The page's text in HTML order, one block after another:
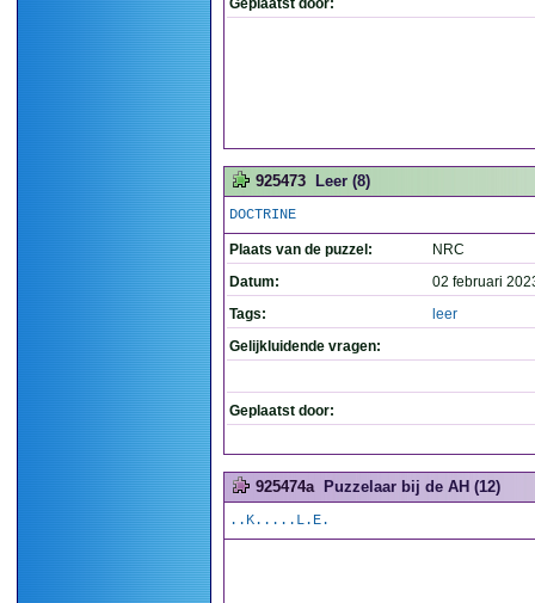
Geplaatst door:
925473 Leer (8)
DOCTRINE
Plaats van de puzzel:
NRC
Datum:
02 februari
Tags:
leer
Gelijkluidende vragen:
Geplaatst door:
925474a Puzzelaar bij de AH (12)
..K.....L.E.